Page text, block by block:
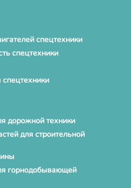
спецтехники
спецтехники
дорожной техники
для строительной
горнодобывающей